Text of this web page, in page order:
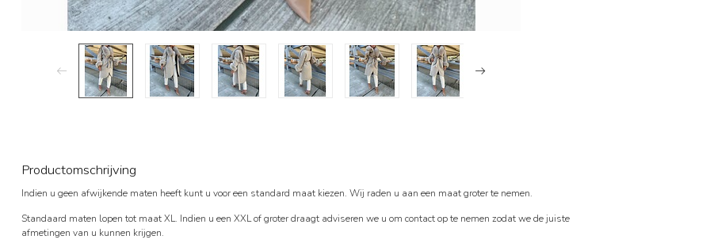
Productomschrijving
Indien u geen afwijkende maten heeft kunt u voor een standard maat kiezen. Wij raden u aan een maat groter te nemen.
Standaard maten lopen tot maat XL. Indien u een XXL of groter draagt adviseren we u om contact op te nemen zodat we de juiste
afmetingen van u kunnen krijgen.